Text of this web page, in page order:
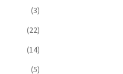
(3)
(22)
(14)
(5)